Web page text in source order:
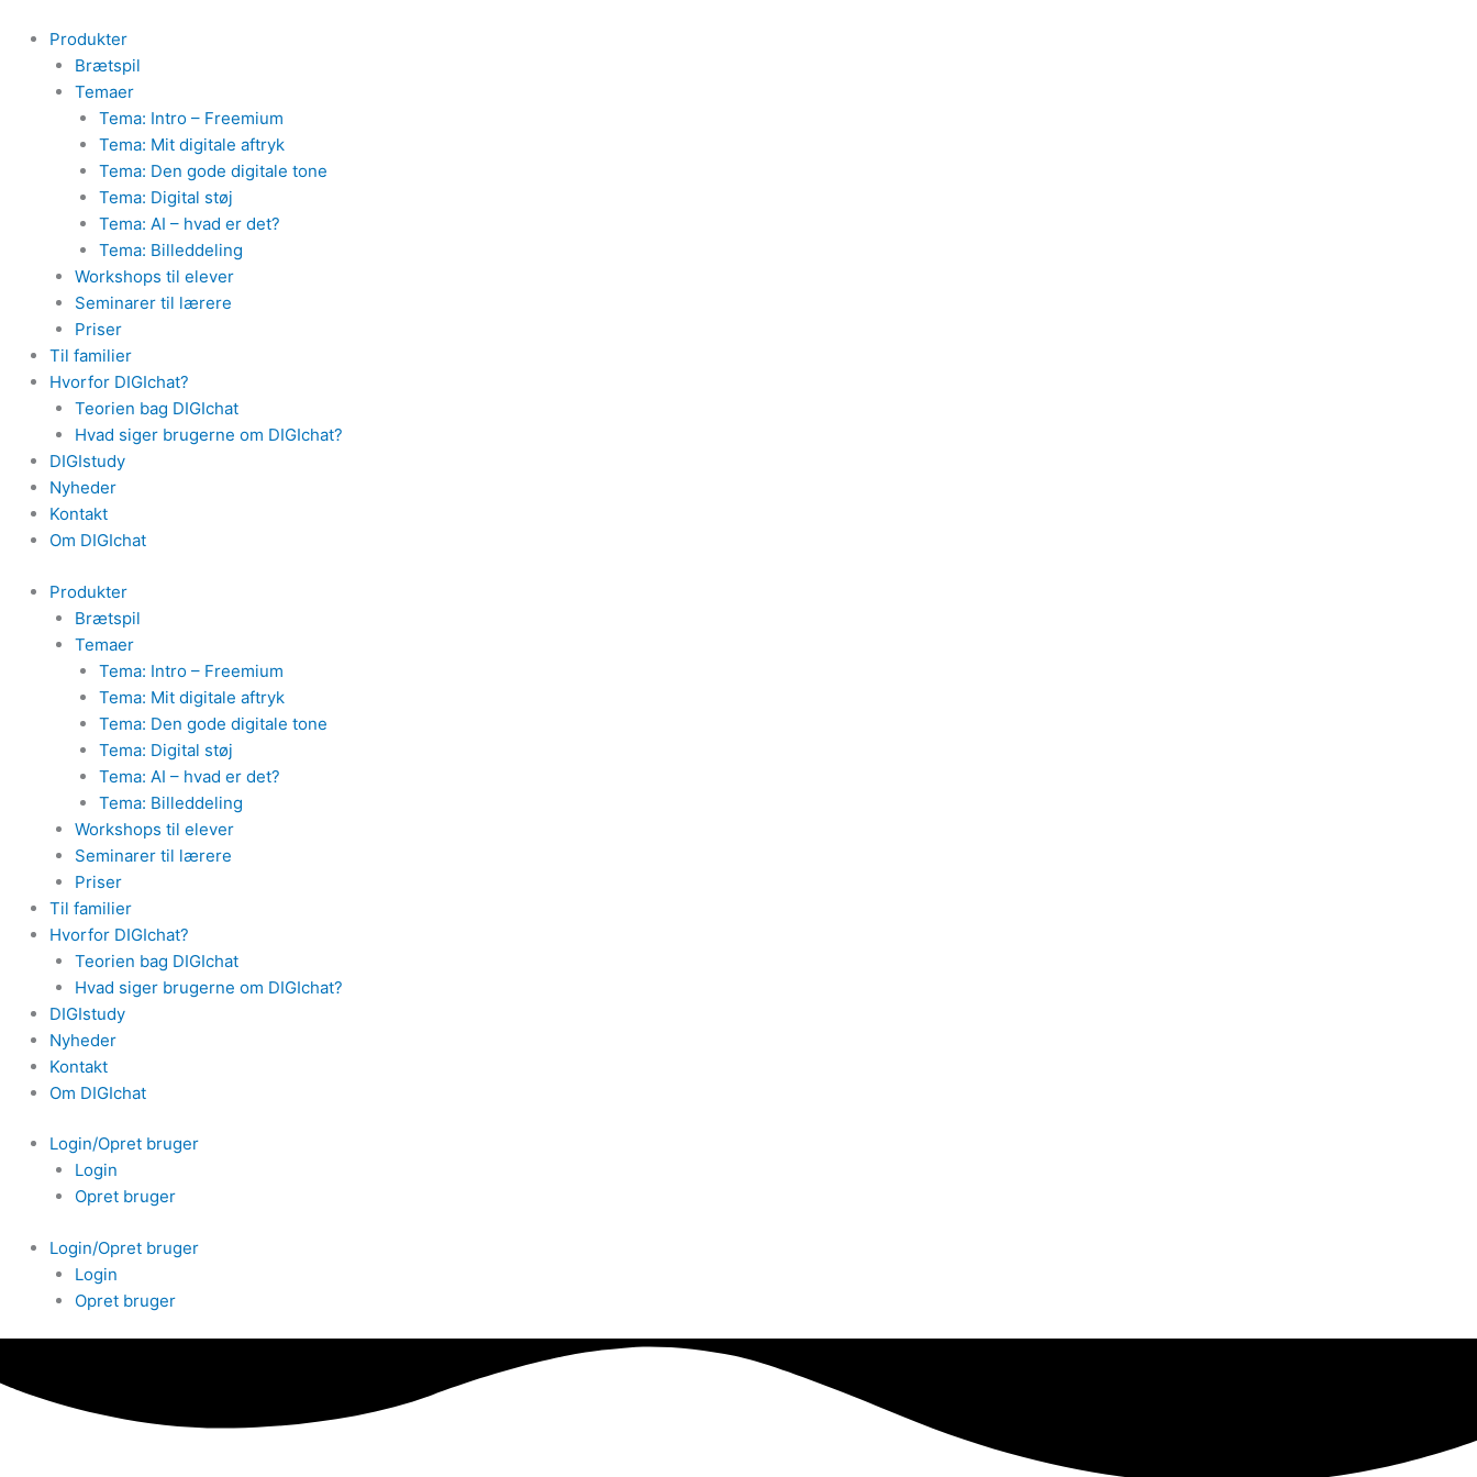
indholdet
Produkter
Brætspil
Temaer
Tema: Intro – Freemium
Tema: Mit digitale aftryk
Tema: Den gode digitale tone
Tema: Digital støj
Tema: AI – hvad er det?
Tema: Billeddeling
Workshops til elever
Seminarer til lærere
Priser
Til familier
Hvorfor DIGIchat?
Teorien bag DIGIchat
Hvad siger brugerne om DIGIchat?
DIGIstudy
Nyheder
Kontakt
Om DIGIchat
Produkter
Brætspil
Temaer
Tema: Intro – Freemium
Tema: Mit digitale aftryk
Tema: Den gode digitale tone
Tema: Digital støj
Tema: AI – hvad er det?
Tema: Billeddeling
Workshops til elever
Seminarer til lærere
Priser
Til familier
Hvorfor DIGIchat?
Teorien bag DIGIchat
Hvad siger brugerne om DIGIchat?
DIGIstudy
Nyheder
Kontakt
Om DIGIchat
Login/Opret bruger
Login
Opret bruger
Login/Opret bruger
Login
Opret bruger